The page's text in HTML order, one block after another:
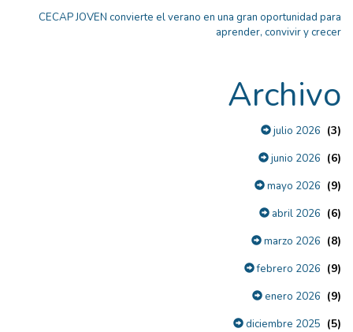
CECAP JOVEN convierte el verano en una gran oportunidad para
aprender, convivir y crecer
Archivo
julio 2026 (3)
junio 2026 (6)
mayo 2026 (9)
abril 2026 (6)
marzo 2026 (8)
febrero 2026 (9)
enero 2026 (9)
diciembre 2025 (5)